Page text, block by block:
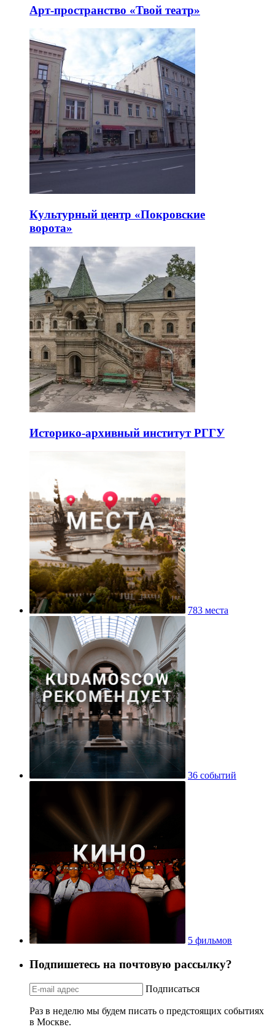
Арт-пространство «Твой театр»
Культурный центр «Покровские
ворота»
Историко-архивный институт РГГУ
783 места
36 событий
5 фильмов
Подпишетесь на почтовую рассылку?
Подписаться
Раз в неделю мы будем писать о предстоящих событиях
в Москве.